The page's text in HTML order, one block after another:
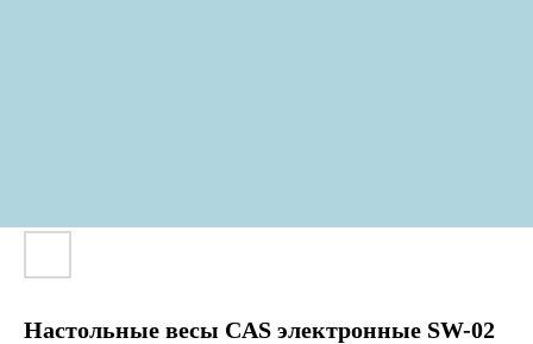
Настольные весы CAS электронные SW-02